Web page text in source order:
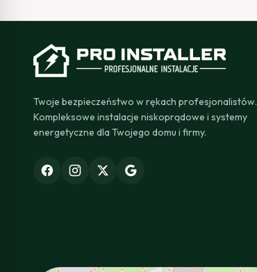
Twoje bezpieczeństwo w rękach profesjonalistów.
Kompleksowe instalacje niskoprądowe i systemy
energetyczne dla Twojego domu i firmy.